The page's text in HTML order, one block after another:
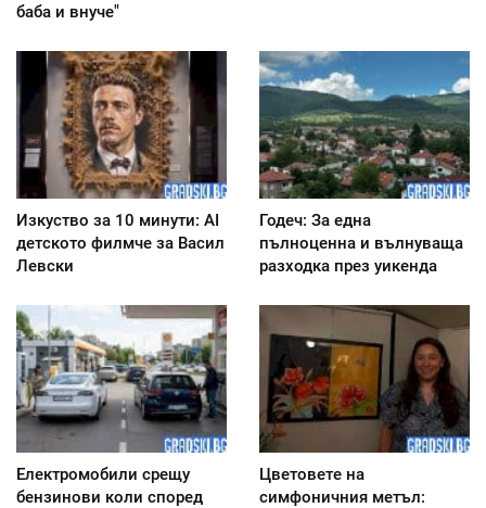
баба и внуче"
Изкуство за 10 минути: AI
детското филмче за Васил
Левски
Годеч: За една
пълноценна и вълнуваща
разходка през уикенда
Електромобили срещу
бензинови коли според
Цветовете на
симфоничния метъл: